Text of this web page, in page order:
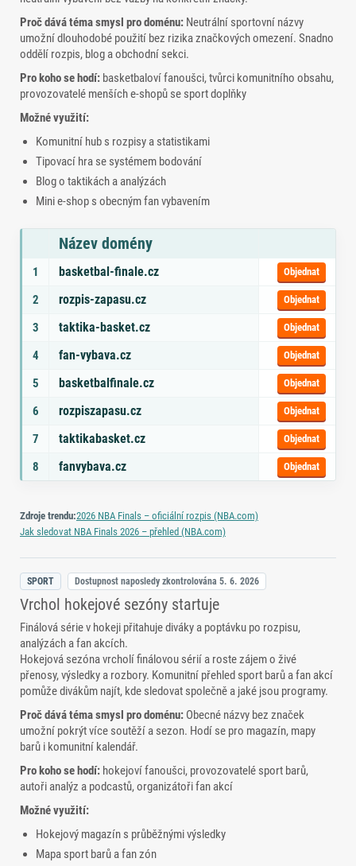
Proč dává téma smysl pro doménu: Neutrální sportovní názvy
umožní dlouhodobé použití bez rizika značkových omezení. Snadno
oddělí rozpis, blog a obchodní sekci.
Pro koho se hodí: basketbaloví fanoušci, tvůrci komunitního obsahu,
provozovatelé menších e‑shopů se sport doplňky
Možné využití:
Komunitní hub s rozpisy a statistikami
Tipovací hra se systémem bodování
Blog o taktikách a analýzách
Mini e‑shop s obecným fan vybavením
Seznam doporučených domén s tématy a odkazem na objednávku
Název domény
1 basketbal-finale.cz Objednat
2 rozpis-zapasu.cz Objednat
3 taktika-basket.cz Objednat
4 fan-vybava.cz Objednat
5 basketbalfinale.cz Objednat
6 rozpiszapasu.cz Objednat
7 taktikabasket.cz Objednat
8 fanvybava.cz Objednat
Zdroje trendu:2026 NBA Finals – oficiální rozpis (NBA.com)
Jak sledovat NBA Finals 2026 – přehled (NBA.com)
SPORT Dostupnost naposledy zkontrolována 5. 6. 2026
Vrchol hokejové sezóny startuje
Finálová série v hokeji přitahuje diváky a poptávku po rozpisu,
analýzách a fan akcích.
Hokejová sezóna vrcholí finálovou sérií a roste zájem o živé
přenosy, výsledky a rozbory. Komunitní přehled sport barů a fan akcí
pomůže divákům najít, kde sledovat společně a jaké jsou programy.
Proč dává téma smysl pro doménu: Obecné názvy bez značek
umožní pokrýt více soutěží a sezon. Hodí se pro magazín, mapy
barů i komunitní kalendář.
Pro koho se hodí: hokejoví fanoušci, provozovatelé sport barů,
autoři analýz a podcastů, organizátoři fan akcí
Možné využití:
Hokejový magazín s průběžnými výsledky
Mapa sport barů a fan zón